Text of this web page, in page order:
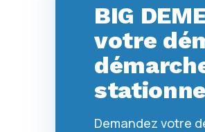
BIG
votre
Demandez votre